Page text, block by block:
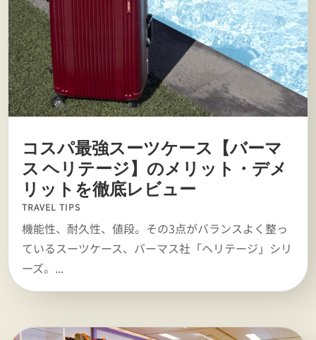
コスパ最強スーツケース【バーマ
ス ヘリテージ】のメリット・デメ
リットを徹底レビュー
TRAVEL TIPS
機能性、耐久性、値段。その3点がバランスよく整っ
ているスーツケース、バーマス社「ヘリテージ」シリ
ーズ。...